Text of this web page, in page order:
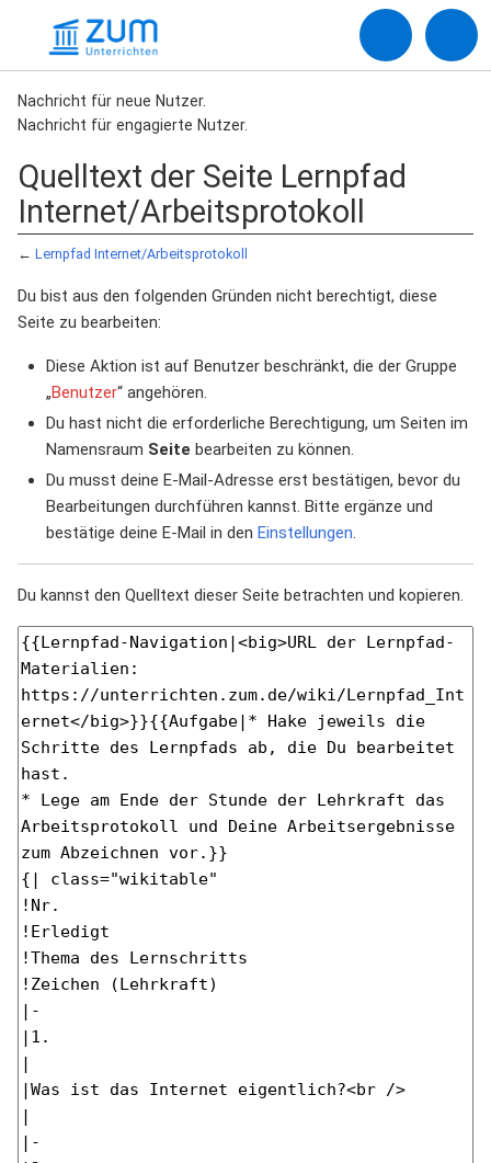
Nachricht für neue Nutzer.
Nachricht für engagierte Nutzer.
Quelltext der Seite Lernpfad
Internet/Arbeitsprotokoll
← Lernpfad Internet/Arbeitsprotokoll
Du bist aus den folgenden Gründen nicht berechtigt, diese
Seite zu bearbeiten:
Diese Aktion ist auf Benutzer beschränkt, die der Gruppe
„Benutzer“ angehören.
Du hast nicht die erforderliche Berechtigung, um Seiten im
Namensraum Seite bearbeiten zu können.
Du musst deine E-Mail-Adresse erst bestätigen, bevor du
Bearbeitungen durchführen kannst. Bitte ergänze und
bestätige deine E-Mail in den Einstellungen.
Du kannst den Quelltext dieser Seite betrachten und kopieren.